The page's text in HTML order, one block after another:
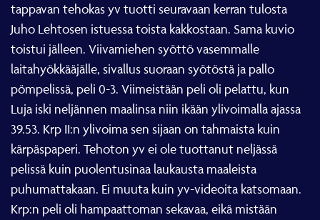
tappavan tehokas yv tuotti seuravaan kerran tulosta
Juho Lehtosen istuessa toista kakkostaan. Sama kuvio
toistui jälleen. Viivamiehen syöttö vasemmalle
laitahyökkääjälle, sivallus suoraan syötöstä ja pallo
pömpelissä, peli 0-3. Viimeistään peli oli pelattu, kun
Luja iski neljännen maalinsa niin ikään ylivoimalla ajassa
39.53. Krp II:n ylivoima sen sijaan on tahmaista kuin
kärpäspaperi. Tehoton yv ei ole tuottanut neljässä
pelissä kuin puolentusinaa laukausta maaleista
puhumattakaan. Ei muuta kuin yv-videoita katsomaan.
Krp:n peli oli hampaattoman sekavaa, eikä mistään